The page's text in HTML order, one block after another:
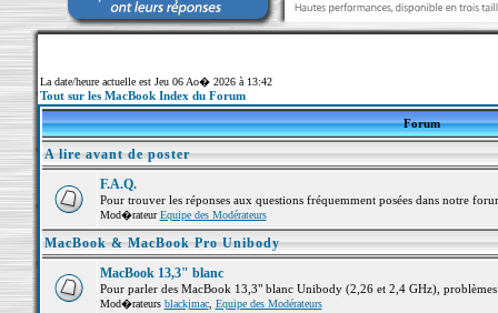
La date/heure actuelle est Jeu 06 Ao� 2026 à 13:42
Tout sur les MacBook Index du Forum
Forum
A lire avant de poster
F.A.Q.
Pour trouver les réponses aux questions fréquemment posées dans notre
Mod�rateurEquipe des Modérateurs
MacBook & MacBook Pro Unibody
MacBook 13,3" blanc
Pour parler des MacBook 13,3" blanc Unibody (2,26 et 2,4 GHz),
Mod�rateurs blackjmac, Equipe des Modérateurs